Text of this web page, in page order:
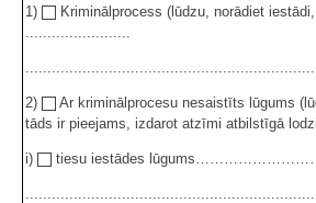
1)
Kriminālprocess (lūdzu, norādiet
........................
2)
Ar kriminālprocesu nesaistīts lūgums
tāds ir pieejams, izdarot atzīmi atbilstīgā
i) tiesu iestādes